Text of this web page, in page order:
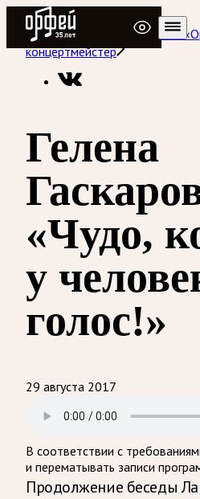
Радио Орфей
Радио классической музыки
концертмейстер
Гелена
«Чудо,
у
голос!»
29 августа 2017
В соответствии с
и перематывать записи
Продолжение беседы